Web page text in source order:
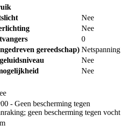
Nee
Nee
0
gereedschap) Netspanning
Nee
Nee
- Geen bescherming tegen
geen bescherming tegen vocht